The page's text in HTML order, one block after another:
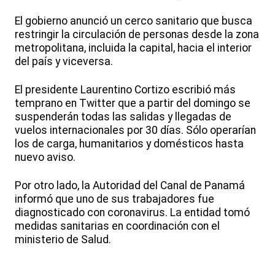
El gobierno anunció un cerco sanitario que busca
restringir la circulación de personas desde la zona
metropolitana, incluida la capital, hacia el interior
del país y viceversa.
El presidente Laurentino Cortizo escribió más
temprano en Twitter que a partir del domingo se
suspenderán todas las salidas y llegadas de
vuelos internacionales por 30 días. Sólo operarían
los de carga, humanitarios y domésticos hasta
nuevo aviso.
Por otro lado, la Autoridad del Canal de Panamá
informó que uno de sus trabajadores fue
diagnosticado con coronavirus. La entidad tomó
medidas sanitarias en coordinación con el
ministerio de Salud.